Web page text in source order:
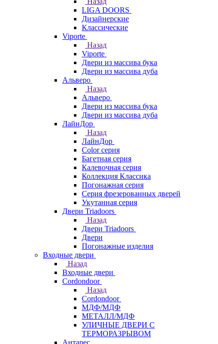
LIGA DOORS
Дизайнерские
Классические
Viporte
Назад
Viporte
Двери из массива бука
Двери из массива дуба
Альверо
Назад
Альверо
Двери из массива бука
Двери из массива дуба
ЛайнДор
Назад
ЛайнДор
Color серия
Багетная серия
Калевочная серия
Коллекция Классика
Погонажная серия
Серия фрезерованных дверей
Укутанная серия
Двери Triadoors
Назад
Двери Triadoors
Двери
Погонажные изделия
Входные двери
Назад
Входные двери
Cordondoor
Назад
Cordondoor
МДФ/МДФ
МЕТАЛЛ/МДФ
УЛИЧНЫЕ ДВЕРИ С
ТЕРМОРАЗРЫВОМ
Антарес